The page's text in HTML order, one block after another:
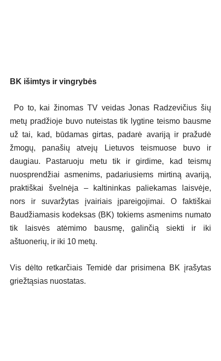
BK išimtys ir vingrybės
Po to, kai žinomas TV veidas Jonas Radzevičius šių
metų pradžioje buvo nuteistas tik lygtine teismo bausme
už tai, kad, būdamas girtas, padarė avariją ir pražudė
žmogų, panašių atvejų Lietuvos teismuose buvo ir
daugiau. Pastaruoju metu tik ir girdime, kad teismų
nuosprendžiai asmenims, padariusiems mirtiną avariją,
praktiškai švelnėja – kaltininkas paliekamas laisvėje,
nors ir suvaržytas įvairiais įpareigojimai. O faktiškai
Baudžiamasis kodeksas (BK) tokiems asmenims numato
tik laisvės atėmimo bausmę, galinčią siekti ir iki
aštuonerių, ir iki 10 metų.
Vis dėlto retkarčiais Temidė dar prisimena BK įrašytas
griežtąsias nuostatas.